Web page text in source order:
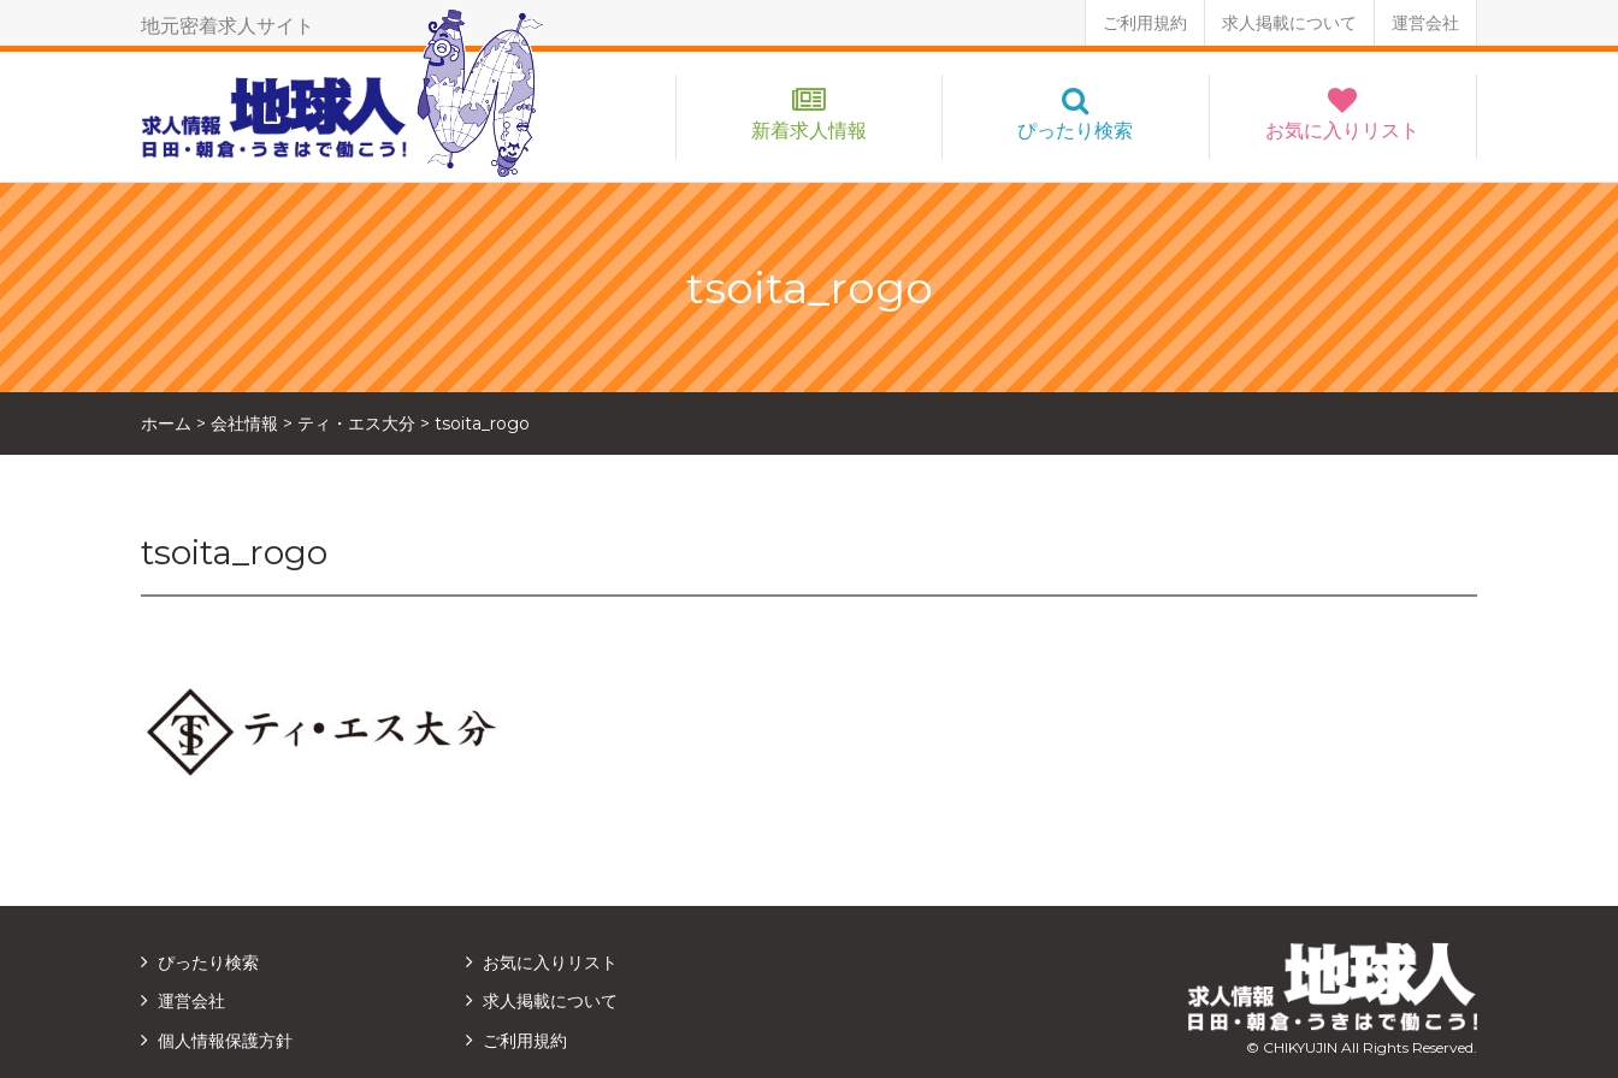
地元密着求人サイト ご利用規約 求人掲載について 運営会社
新着求人情報 ぴったり検索 お気に入りリスト
tsoita_rogo
ホーム > 会社情報 > ティ・エス大分 > tsoita_rogo
tsoita_rogo
ぴったり検索
お気に入りリスト
運営会社
求人掲載について
個人情報保護方針
ご利用規約 © CHIKYUJIN All Rights Reserved.